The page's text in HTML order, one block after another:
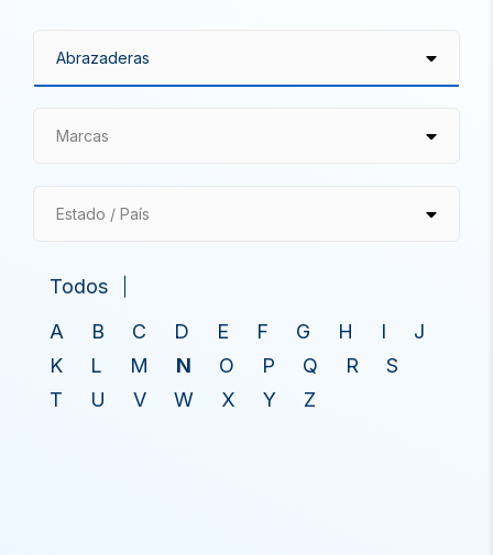
Marcas
Estado / País
Todos
A
B C D E F G H I
J
K
L M N O P Q R
S
T
U V W X Y Z